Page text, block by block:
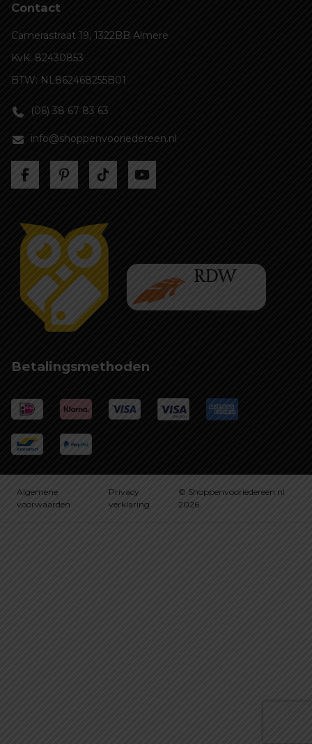
Contact
Camerastraat 19, 1322BB Almere
KvK: 82430853
BTW: NL862468255B01
(06) 38 67 83 63
info@shoppenvooriedereen.nl
Betalingsmethoden
Algemene
voorwaarden
Privacy
verklaring
© Shoppenvooriedereen.nl
2026